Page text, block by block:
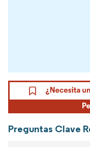
Preguntas Clave